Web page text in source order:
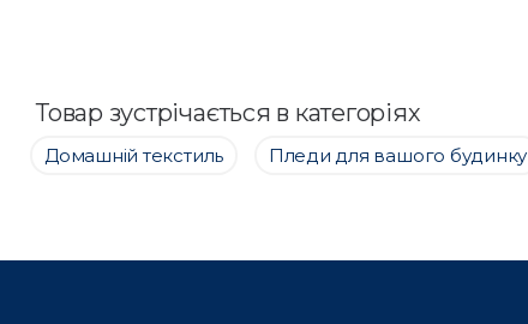
Товар зустрічається в категоріях
Домашній текстиль Пледи для вашого будинку